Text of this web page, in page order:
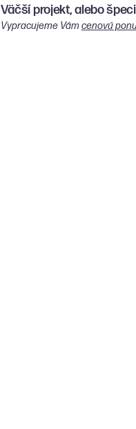
Väčší projekt, alebo
Vypracujeme Vámcenovú